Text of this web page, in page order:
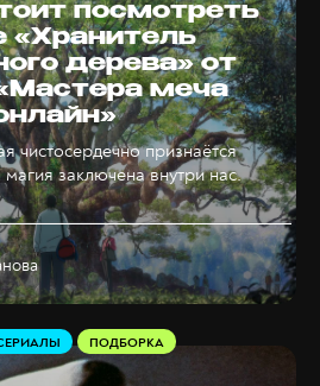
посмотреть
«Хранитель
дерева» от
меча
чистосердечно признаётся
заключена внутри нас.
ПОДБОРКА